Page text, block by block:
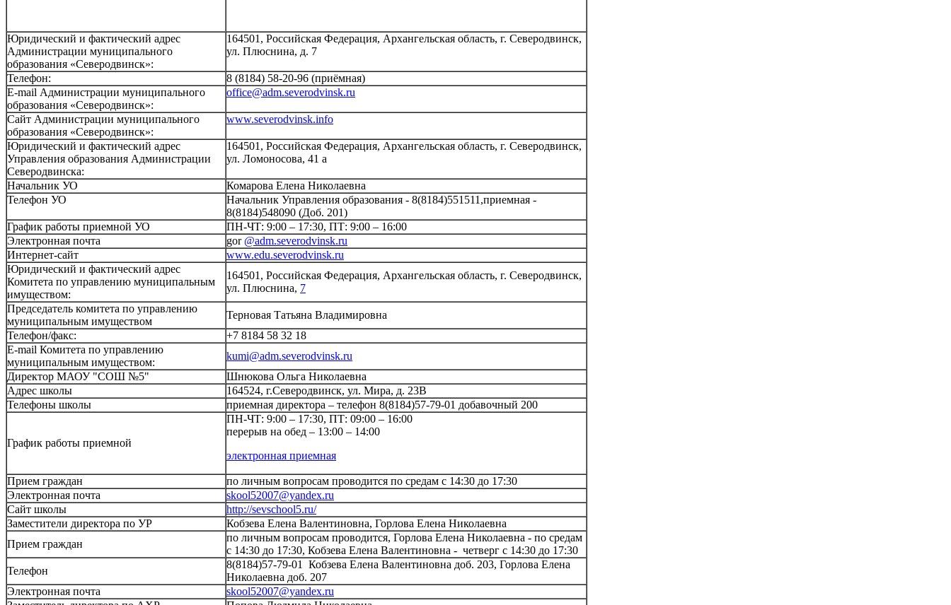
Юридический и фактический адрес
Администрации муниципального
образования «Северодвинск»:
164501, Российская Федерация, Архангельская область, г. Северодвинск,
ул. Плюснина, д. 7
Телефон:
8 (8184) 58-20-96 (приёмная)
E-mail Администрации муниципального
образования «Северодвинск»:
office@adm.severodvinsk.ru
Сайт Администрации муниципального
образования «Северодвинск»:
www.severodvinsk.info
Юридический и фактический адрес
Управления образования Администрации
Северодвинска:
164501, Российская Федерация, Архангельская область, г. Северодвинск,
ул. Ломоносова, 41 а
Начальник УО
Комарова Елена Николаевна
Телефон УО
Начальник Управления образования - 8(8184)551511,приемная -
8(8184)548090 (Доб. 201)
График работы приемной УО
ПН-ЧТ: 9:00 – 17:30, ПТ: 9:00 – 16:00
Электронная почта
gor @adm.severodvinsk.ru
Интернет-сайт
www.edu.severodvinsk.ru
Юридический и фактический адрес
Комитета по управлению муниципальным
имуществом:
164501, Российская Федерация, Архангельская область, г. Северодвинск,
ул. Плюснина, 7
Председатель комитета по управлению
муниципальным имуществом
Терновая Татьяна Владимировна
Телефон/факс:
+7 8184 58 32 18
E-mail Комитета по управлению
муниципальным имуществом:
kumi@adm.severodvinsk.ru
Директор МАОУ "СОШ №5"
Шнюкова Ольга Николаевна
Адрес школы
164524, г.Северодвинск, ул. Мира, д. 23В
Телефоны школы
приемная директора – телефон 8(8184)57-79-01 добавочный 200
График работы приемной
ПН-ЧТ: 9:00 – 17:30, ПТ: 09:00 – 16:00
перерыв на обед – 13:00 – 14:00
электронная приемная
Прием граждан
по личным вопросам проводится по средам с 14:30 до 17:30
Электронная почта
skool52007@yandex.ru
Сайт школы
http://sevschool5.ru/
Заместители директора по УР
Кобзева Елена Валентиновна, Горлова Елена Николаевна
Прием граждан
по личным вопросам проводится, Горлова Елена Николаевна - по средам
с 14:30 до 17:30, Кобзева Елена Валентиновна - четверг с 14:30 до 17:30
Телефон
8(8184)57-79-01 Кобзева Елена Валентиновна доб. 203, Горлова Елена
Николаевна доб. 207
Электронная почта
skool52007@yandex.ru